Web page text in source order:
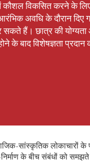
में कौशल विकसित करने के
अवधि के दौरान दिए
सकते हैं। छात्र की
के बाद विशेषज्ञता प्रदान
सांस्कृतिक लोकाचारों
के बीच संबंधों को